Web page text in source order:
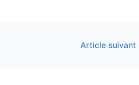
Article suivant